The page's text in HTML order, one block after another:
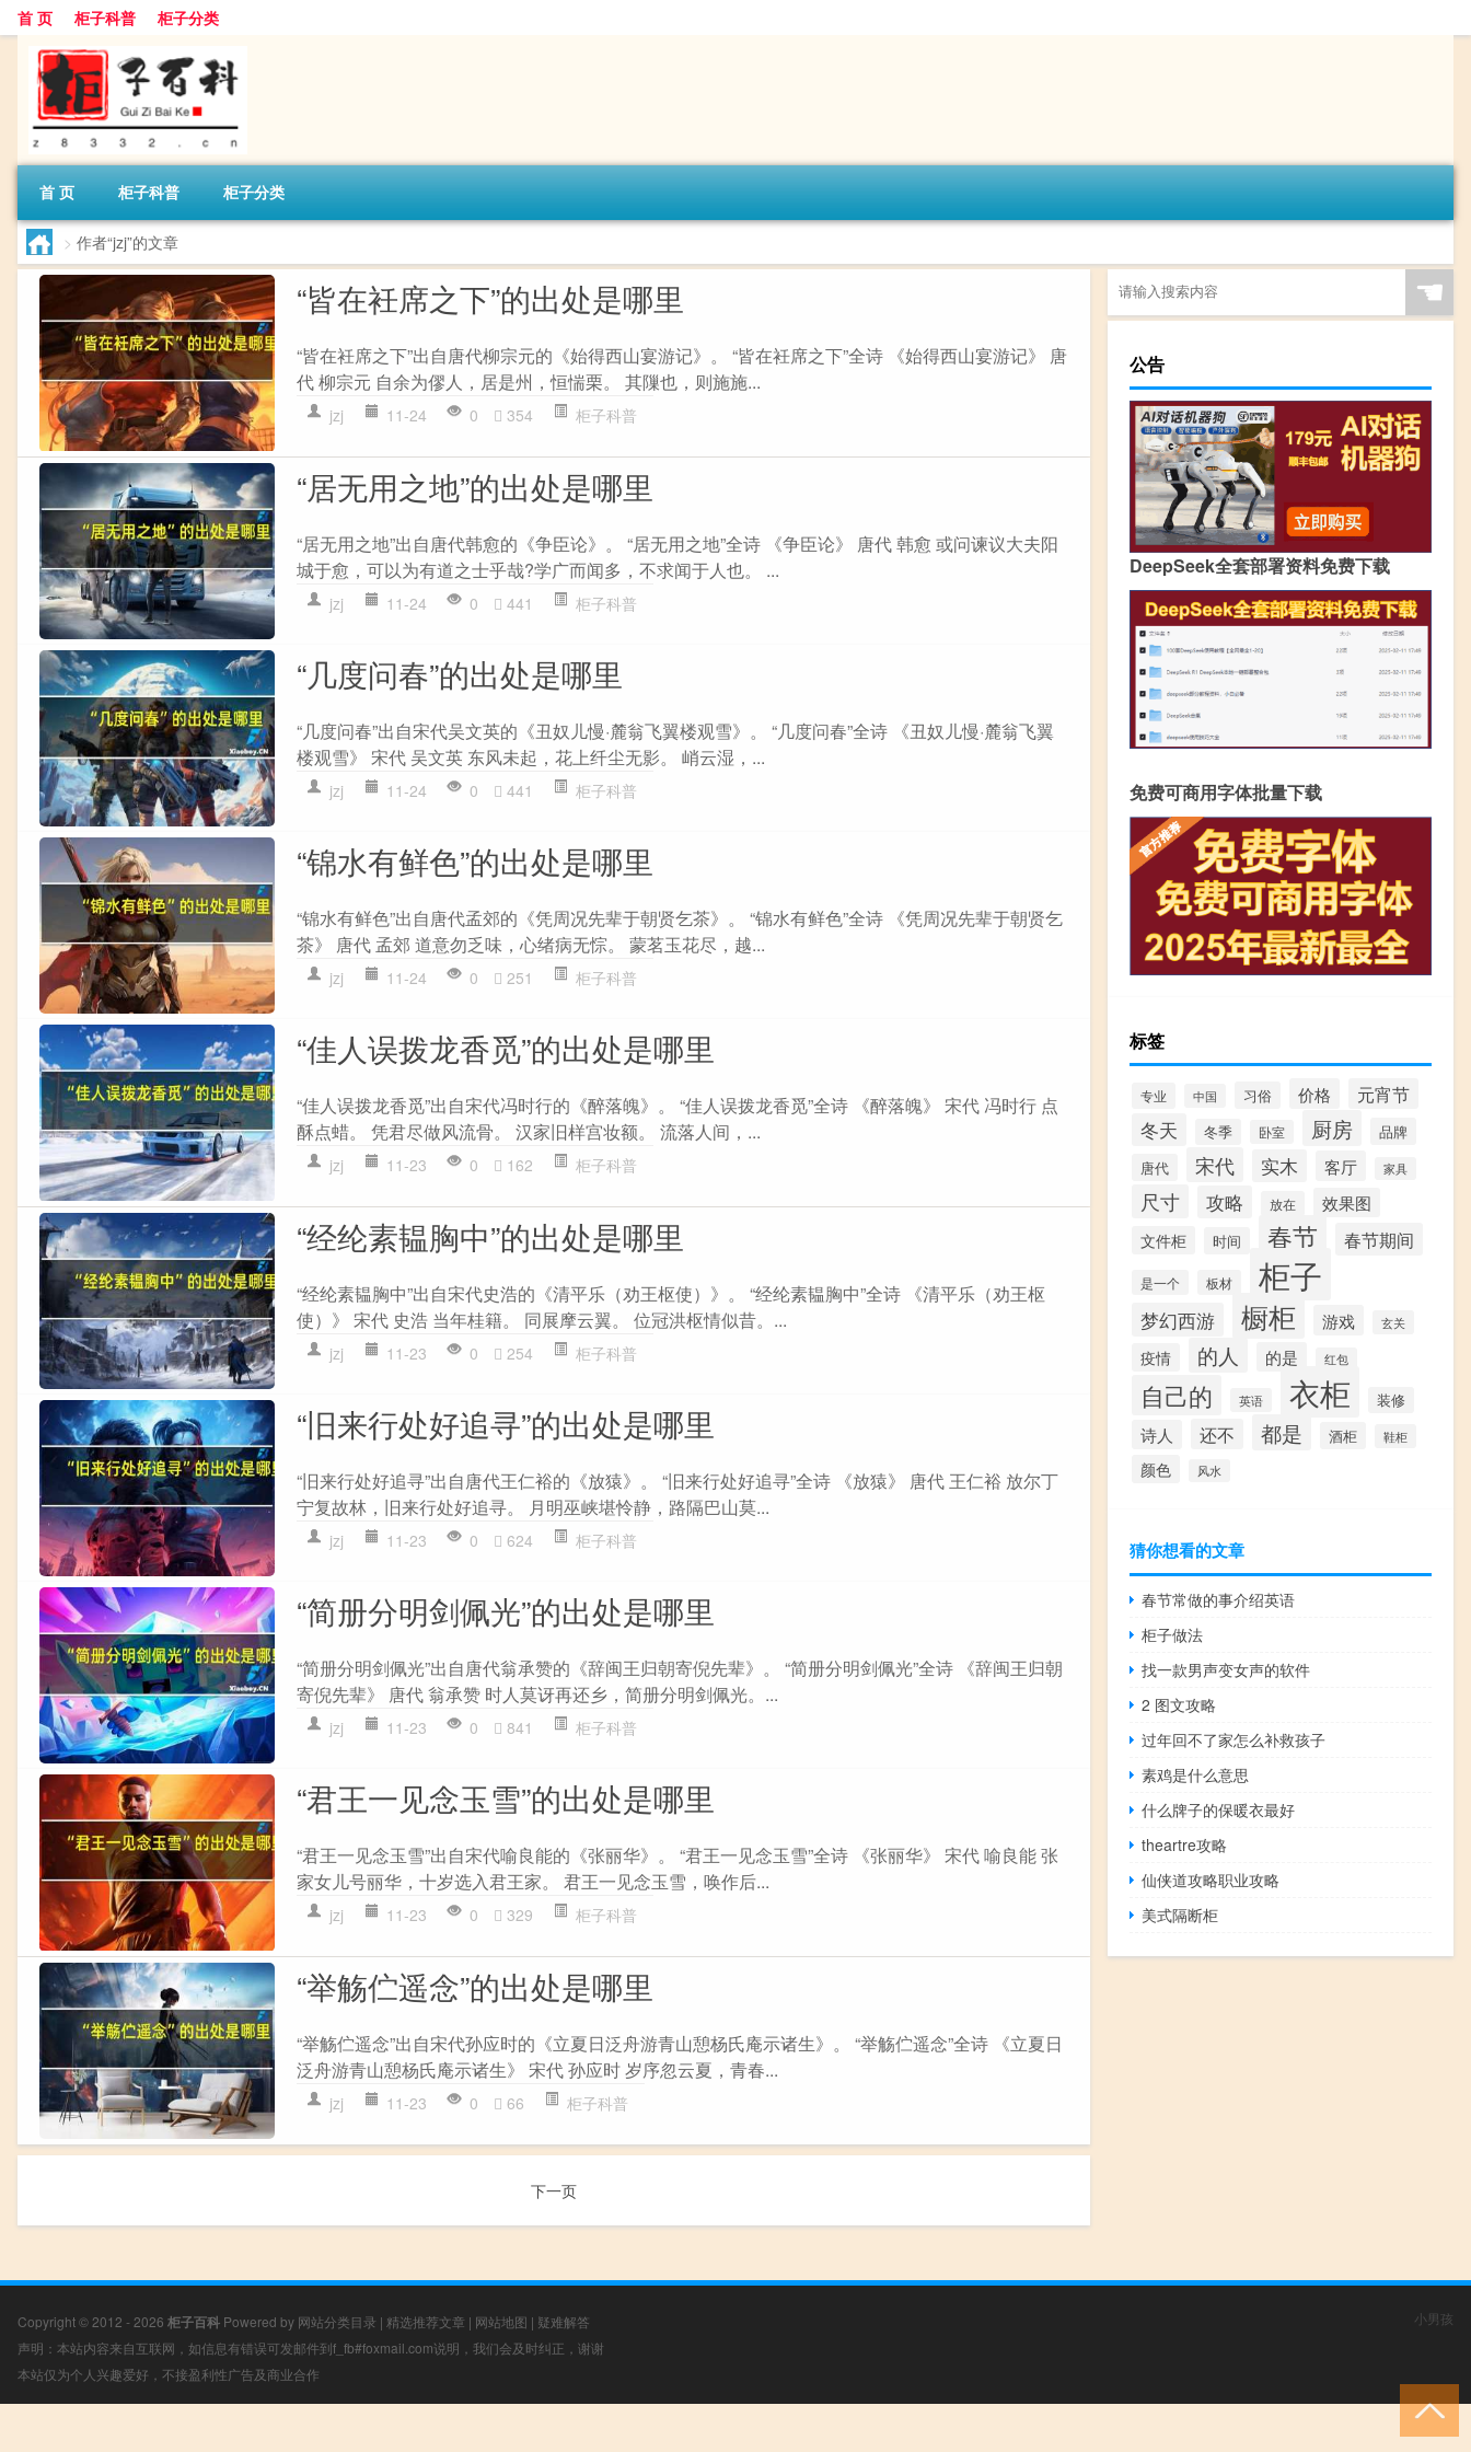
首 页 柜子科普 柜子分类
首 页 柜子科普 柜子分类
> 作者“jzj”的文章
“皆在衽席之下”的出处是哪里
“皆在衽席之下”出自唐代柳宗元的《始得西山宴游记》。 “皆在衽席之下”全诗 《始得西山宴游记》 唐
代 柳宗元 自余为僇人，居是州，恒惴栗。 其隟也，则施施...
jzj 11-24 0 354 柜子科普
“居无用之地”的出处是哪里
“居无用之地”出自唐代韩愈的《争臣论》。 “居无用之地”全诗 《争臣论》 唐代 韩愈 或问谏议大夫阳
城于愈，可以为有道之士乎哉?学广而闻多，不求闻于人也。 ...
jzj 11-24 0 441 柜子科普
“几度问春”的出处是哪里
“几度问春”出自宋代吴文英的《丑奴儿慢·麓翁飞翼楼观雪》。 “几度问春”全诗 《丑奴儿慢·麓翁飞翼
楼观雪》 宋代 吴文英 东风未起，花上纤尘无影。 峭云湿，...
jzj 11-24 0 441 柜子科普
“锦水有鲜色”的出处是哪里
“锦水有鲜色”出自唐代孟郊的《凭周况先辈于朝贤乞茶》。 “锦水有鲜色”全诗 《凭周况先辈于朝贤乞
茶》 唐代 孟郊 道意勿乏味，心绪病无悰。 蒙茗玉花尽，越...
jzj 11-24 0 251 柜子科普
“佳人误拨龙香觅”的出处是哪里
“佳人误拨龙香觅”出自宋代冯时行的《醉落魄》。 “佳人误拨龙香觅”全诗 《醉落魄》 宋代 冯时行 点
酥点蜡。 凭君尽做风流骨。 汉家旧样宫妆额。 流落人间，...
jzj 11-23 0 162 柜子科普
“经纶素韫胸中”的出处是哪里
“经纶素韫胸中”出自宋代史浩的《清平乐（劝王枢使）》。 “经纶素韫胸中”全诗 《清平乐（劝王枢
使）》 宋代 史浩 当年桂籍。 同展摩云翼。 位冠洪枢情似昔。...
jzj 11-23 0 254 柜子科普
“旧来行处好追寻”的出处是哪里
“旧来行处好追寻”出自唐代王仁裕的《放猿》。 “旧来行处好追寻”全诗 《放猿》 唐代 王仁裕 放尔丁
宁复故林，旧来行处好追寻。 月明巫峡堪怜静，路隔巴山莫...
jzj 11-23 0 624 柜子科普
“简册分明剑佩光”的出处是哪里
“简册分明剑佩光”出自唐代翁承赞的《辞闽王归朝寄倪先辈》。 “简册分明剑佩光”全诗 《辞闽王归朝
寄倪先辈》 唐代 翁承赞 时人莫讶再还乡，简册分明剑佩光。...
jzj 11-23 0 841 柜子科普
“君王一见念玉雪”的出处是哪里
“君王一见念玉雪”出自宋代喻良能的《张丽华》。 “君王一见念玉雪”全诗 《张丽华》 宋代 喻良能 张
家女儿号丽华，十岁选入君王家。 君王一见念玉雪，唤作后...
jzj 11-23 0 329 柜子科普
“举觞伫遥念”的出处是哪里
“举觞伫遥念”出自宋代孙应时的《立夏日泛舟游青山憩杨氏庵示诸生》。 “举觞伫遥念”全诗 《立夏日
泛舟游青山憩杨氏庵示诸生》 宋代 孙应时 岁序忽云夏，青春...
jzj 11-23 0 66 柜子科普
下一页
☚
公告
DeepSeek全套部署资料免费下载
免费可商用字体批量下载
标签
专业 中国 习俗 价格 元宵节
冬天 冬季 卧室 厨房
品牌
唐代
宋代 实木 客厅 家具
尺寸 攻略 放在 效果图
文件柜 时间 春节 春节期间
是一个 板材 柜子
梦幻西游 橱柜 游戏 玄关
疫情 的人 的是 红包
自己的 英语 衣柜 装修
诗人 还不 都是 酒柜 鞋柜
颜色 风水
猜你想看的文章
春节常做的事介绍英语
柜子做法
找一款男声变女声的软件
2 图文攻略
过年回不了家怎么补救孩子
素鸡是什么意思
什么牌子的保暖衣最好
theartre攻略
仙侠道攻略职业攻略
美式隔断柜
Copyright © 2012 - 2026 柜子百科 Powered by 网站分类目录 | 精选推荐文章 | 网站地图 | 疑难解答
声明：本站内容来自互联网，如信息有错误可发邮件到f_fb#foxmail.com说明，我们会及时纠正，谢谢
本站仅为个人兴趣爱好，不接盈利性广告及商业合作
小男孩